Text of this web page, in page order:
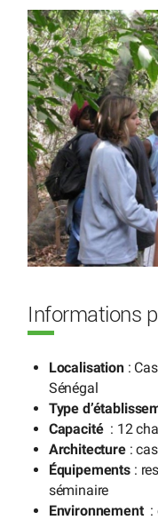
Informations
Localisation:
Sénégal
Type
Capacité : 12
Architecture:
Équipements :
séminaire
Environnement :